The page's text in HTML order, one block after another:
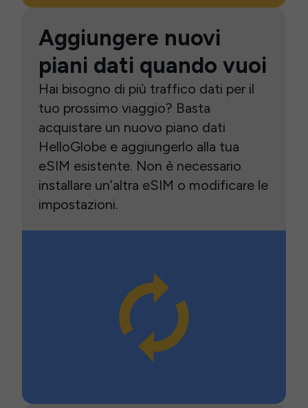
Aggiungere nuovi
piani dati quando vuoi
Hai bisogno di più traffico dati per il
tuo prossimo viaggio? Basta
acquistare un nuovo piano dati
HelloGlobe e aggiungerlo alla tua
eSIM esistente. Non è necessario
installare un’altra eSIM o modificare le
impostazioni.